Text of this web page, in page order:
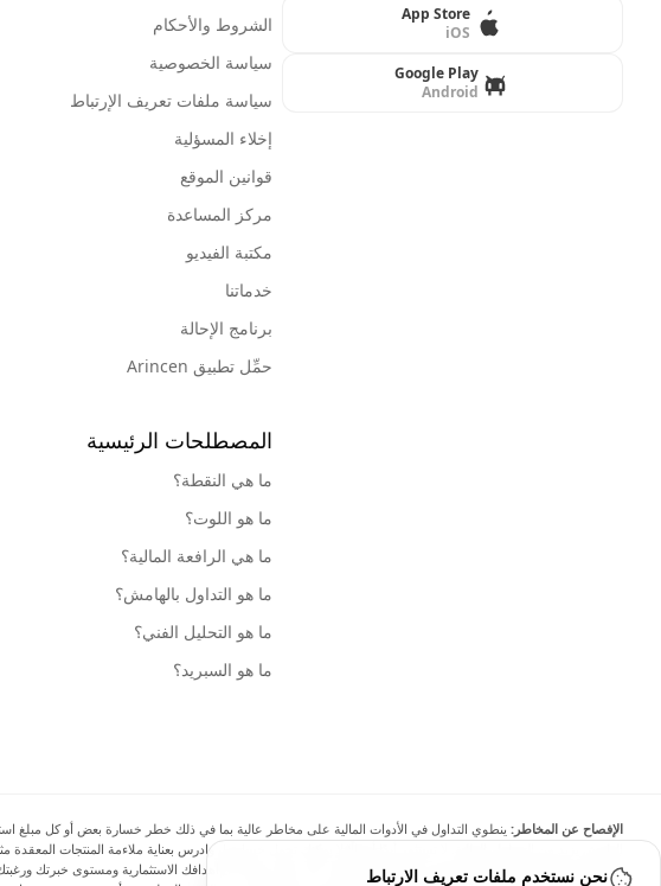
App Store
iOS
Google Play
Android
الشروط والأحكام
سياسة الخصوصية
سياسة ملفات تعريف الإرتباط
إخلاء المسؤلية
قوانين الموقع
مركز المساعدة
مكتبة الفيديو
خدماتنا
برنامج الإحالة
حمِّل تطبيق Arincen
المصطلحات الرئيسية
ما هي النقطة؟
ما هو اللوت؟
ما هي الرافعة المالية؟
ما هو التداول بالهامش؟
ما هو التحليل الفني؟
ما هو السبريد؟
الإفصاح عن المخاطر: ينطوي التداول في الأدوات المالية على مخاطر عالية بما في ذلك خطر خسارة بعض أو كل مبلغ
الهامش يزيد من المخاطر المالية. لا تستثمر أبدًا أموالًا لا يمكنك تحمل خسارتها، وادرس بعناية ملاءمة المنتجات
نحن نستخدم ملفات تعريف الارتباط